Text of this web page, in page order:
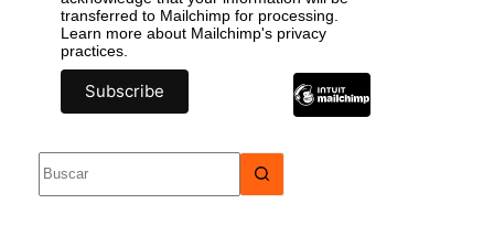
transferred to Mailchimp for processing.
Learn more about Mailchimp's privacy
practices.